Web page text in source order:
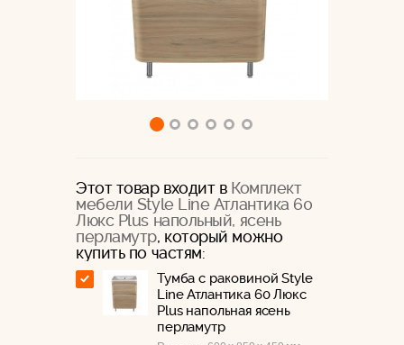
Этот товар входит в Комплект
мебели Style Line Атлантика 60
Люкс Plus напольный, ясень
перламутр, который можно
купить по частям:
Тумба с раковиной Style
Line Атлантика 60 Люкс
Plus напольная ясень
перламутр